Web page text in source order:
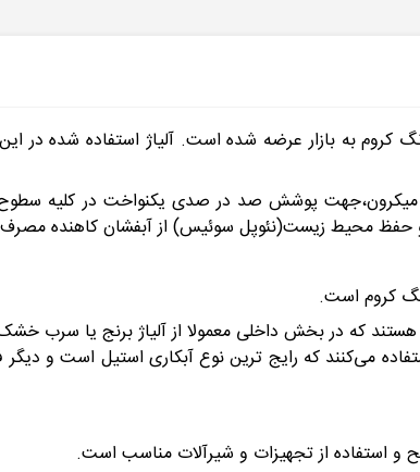
به بازار عرضه شده است. آلیاژ استفاده شده در این
از دیگر مشخصات شیر توالت شیبه مدل آفتاب، آبکاری بالاتر از استاندارد 16 میکرون،جهت پوشش صد
محیط زیست(نئوپل سوئیس) از آبفشان کاهنده
کروم است.
که در بخش داخلی معمولا از آلیاژ برنج یا سرب
می‌کنند که رایج ترین نوع آبکاری استیل است و
استفاده از تجهیزات و شیرآلات مناسب است.